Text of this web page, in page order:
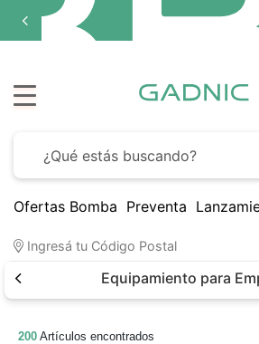
Ofertas Bomba Preventa
Ingresá tu Código Postal
Equipamiento para
200 Artículos encontrados